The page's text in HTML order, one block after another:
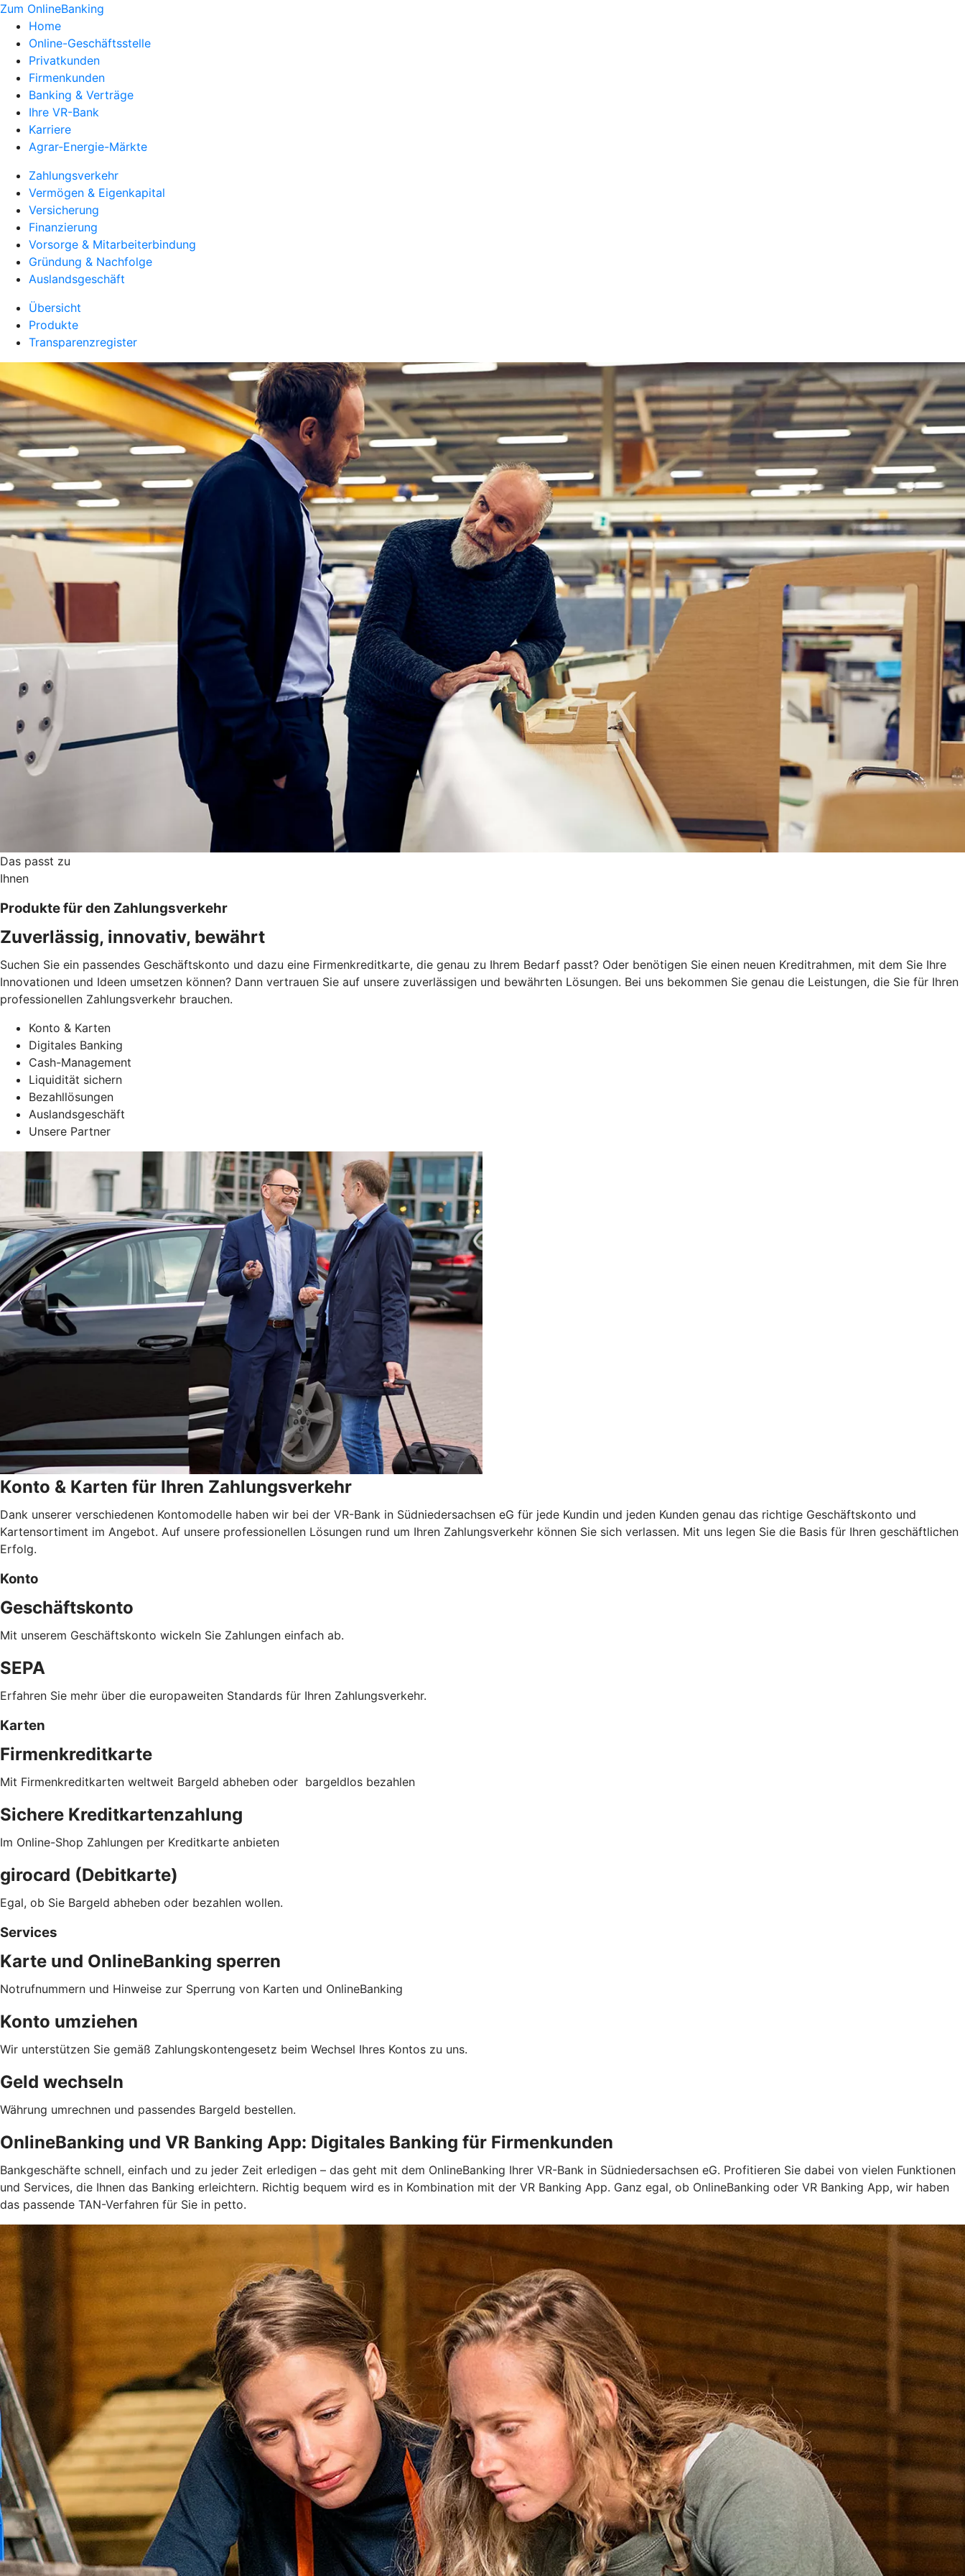
Zum OnlineBanking
Home
Online-Geschäftsstelle
Privatkunden
Firmenkunden
Banking & Verträge
Ihre VR-Bank
Karriere
Agrar-Energie-Märkte
Zahlungsverkehr
Vermögen & Eigenkapital
Versicherung
Finanzierung
Vorsorge & Mitarbeiterbindung
Gründung & Nachfolge
Auslandsgeschäft
Übersicht
Produkte
Transparenzregister
Das passt zu
Ihnen
Produkte für den Zahlungsverkehr
Zuverlässig, innovativ, bewährt
Suchen Sie ein passendes Geschäftskonto und dazu eine Firmenkreditkarte, die genau zu Ihrem Bedarf passt? Oder benötigen Sie einen neuen Kreditrahmen, mit dem Sie Ihre
Innovationen und Ideen umsetzen können? Dann vertrauen Sie auf unsere zuverlässigen und bewährten Lösungen. Bei uns bekommen Sie genau die Leistungen, die Sie für Ihren
professionellen Zahlungsverkehr brauchen.
Konto & Karten
Digitales Banking
Cash-Management
Liquidität sichern
Bezahllösungen
Auslandsgeschäft
Unsere Partner
Konto & Karten für Ihren Zahlungsverkehr
Dank unserer verschiedenen Kontomodelle haben wir bei der VR-Bank in Südniedersachsen eG für jede Kundin und jeden Kunden genau das richtige Geschäftskonto und
Kartensortiment im Angebot. Auf unsere professionellen Lösungen rund um Ihren Zahlungsverkehr können Sie sich verlassen. Mit uns legen Sie die Basis für Ihren geschäftlichen
Erfolg.
Konto
Geschäftskonto
Mit unserem Geschäftskonto wickeln Sie Zahlungen einfach ab.
SEPA
Erfahren Sie mehr über die europaweiten Standards für Ihren Zahlungsverkehr.
Karten
Firmenkreditkarte
Mit Firmenkreditkarten weltweit Bargeld abheben oder bargeldlos bezahlen
Sichere Kreditkartenzahlung
Im Online-Shop Zahlungen per Kreditkarte anbieten
girocard (Debitkarte)
Egal, ob Sie Bargeld abheben oder bezahlen wollen.
Services
Karte und OnlineBanking sperren
Notrufnummern und Hinweise zur Sperrung von Karten und OnlineBanking
Konto umziehen
Wir unterstützen Sie gemäß Zahlungskontengesetz beim Wechsel Ihres Kontos zu uns.
Geld wechseln
Währung umrechnen und passendes Bargeld bestellen.
OnlineBanking und VR Banking App: Digitales Banking für Firmenkunden
Bankgeschäfte schnell, einfach und zu jeder Zeit erledigen – das geht mit dem OnlineBanking Ihrer VR-Bank in Südniedersachsen eG. Profitieren Sie dabei von vielen Funktionen
und Services, die Ihnen das Banking erleichtern. Richtig bequem wird es in Kombination mit der VR Banking App. Ganz egal, ob OnlineBanking oder VR Banking App, wir haben
das passende TAN-Verfahren für Sie in petto.